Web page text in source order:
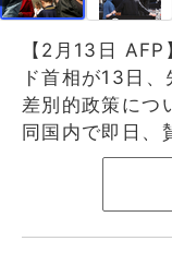
【2月13日
ド首相が13日
差別的政策につ
同国内で即日、